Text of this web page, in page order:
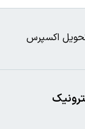
اکسپرس